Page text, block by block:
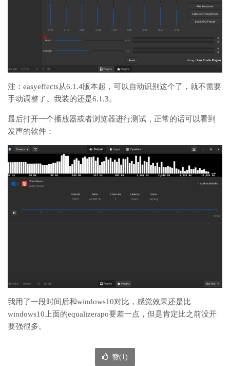
注：easyeffects从6.1.4版本起，可以自动识别这个了，就不需要
手动调整了。我装的还是6.1.3。
最后打开一个播放器或者浏览器进行测试，正常的话可以看到
发声的软件：
我用了一段时间后和windows10对比，感觉效果还是比
windows10上面的equalizerapo要差一点，但是肯定比之前没开
要强很多。
赞(1)